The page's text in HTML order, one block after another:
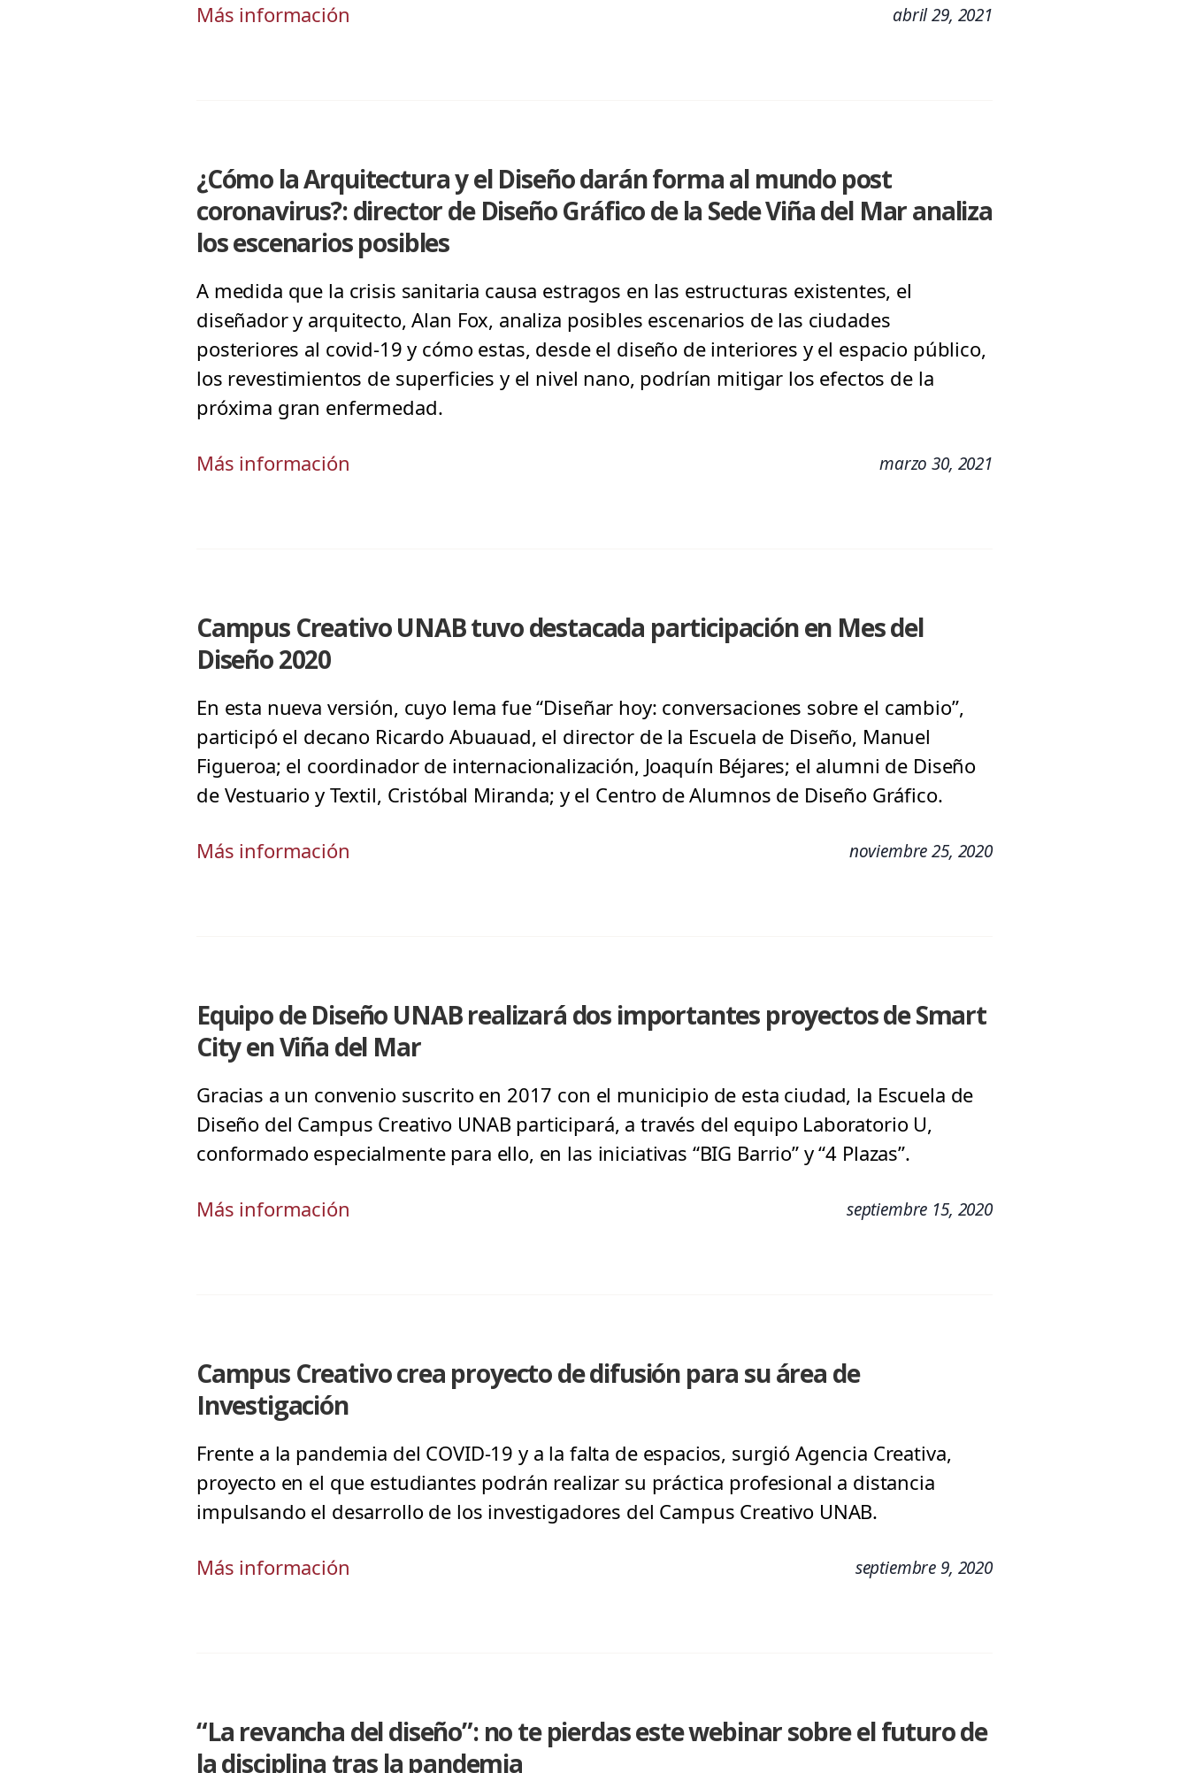
Más información abril 29, 2021
¿Cómo la Arquitectura y el Diseño darán forma al mundo post
coronavirus?: director de Diseño Gráfico de la Sede Viña del Mar analiza
los escenarios posibles
A medida que la crisis sanitaria causa estragos en las estructuras existentes, el
diseñador y arquitecto, Alan Fox, analiza posibles escenarios de las ciudades
posteriores al covid-19 y cómo estas, desde el diseño de interiores y el espacio público,
los revestimientos de superficies y el nivel nano, podrían mitigar los efectos de la
próxima gran enfermedad.
Más información marzo 30, 2021
Campus Creativo UNAB tuvo destacada participación en Mes del
Diseño 2020
En esta nueva versión, cuyo lema fue “Diseñar hoy: conversaciones sobre el cambio”,
participó el decano Ricardo Abuauad, el director de la Escuela de Diseño, Manuel
Figueroa; el coordinador de internacionalización, Joaquín Béjares; el alumni de Diseño
de Vestuario y Textil, Cristóbal Miranda; y el Centro de Alumnos de Diseño Gráfico.
Más información noviembre 25, 2020
Equipo de Diseño UNAB realizará dos importantes proyectos de Smart
City en Viña del Mar
Gracias a un convenio suscrito en 2017 con el municipio de esta ciudad, la Escuela de
Diseño del Campus Creativo UNAB participará, a través del equipo Laboratorio U,
conformado especialmente para ello, en las iniciativas “BIG Barrio” y “4 Plazas”.
Más información septiembre 15, 2020
Campus Creativo crea proyecto de difusión para su área de
Investigación
Frente a la pandemia del COVID-19 y a la falta de espacios, surgió Agencia Creativa,
proyecto en el que estudiantes podrán realizar su práctica profesional a distancia
impulsando el desarrollo de los investigadores del Campus Creativo UNAB.
Más información septiembre 9, 2020
“La revancha del diseño”: no te pierdas este webinar sobre el futuro de
la disciplina tras la pandemia